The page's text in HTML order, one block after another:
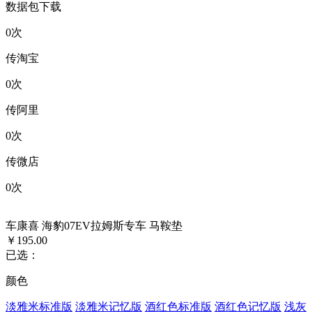
数据包下载
0次
传淘宝
0次
传阿里
0次
传微店
0次
车康喜 海豹07EV拉姆斯专车 马鞍垫
￥195.00
已选：
颜色
淡雅米标准版 淡雅米记忆版 酒红色标准版 酒红色记忆版 浅灰